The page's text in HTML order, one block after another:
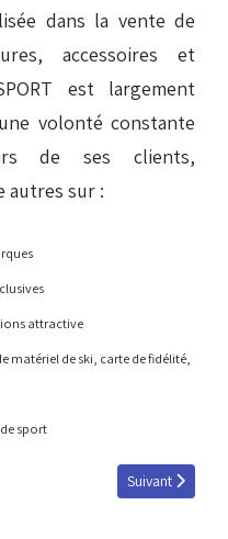
dans la vente de
accessoires et
est largement
volonté constante
de ses clients,
autres sur :
attractive
matériel de ski, carte de fidélité,
sport
Article suivant :
Suivant